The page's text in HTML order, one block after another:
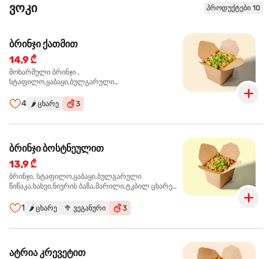
ვოკი პროდუქტები 10
ბრინჯი ქათმით
14,9 ₾
მოხარშული ბრინჯი ,
სტაფილო,ყაბაყი,ბულგარული
ტკბილ ცხარე სოუსი,მწვანე ხახვი,სეზამის
მარცვლის ნაზავი,მზესუმზირის ზეთი,ბარდა
4 🌶️ ცხარე 3
ბრინჯი ბოსტნეულით
13,9 ₾
ბრინჯი, სტაფილო,ყაბაყი,ბულგარული
წიწაკა,ხახვი,ნივრის ბაზა,მარილი,ტკბილ ცხარე
ნაზავი,მზესუმზირის ზეთი ,ბარდა
1 🌶️ ცხარე 🥦 ვეგანური 3
ატრია კრევეტით